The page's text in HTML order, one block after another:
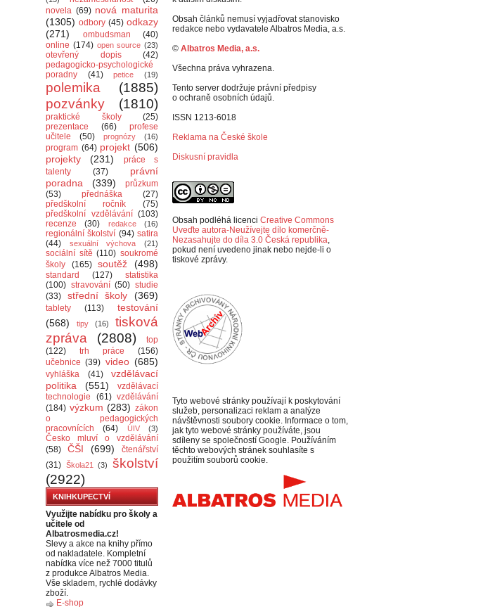
novela (69) nová maturita
(1305) odbory (45) odkazy
(271)
ombudsman
(40)
online (174) open source (23)
otevřený dopis
(42)
pedagogicko-psychologické
poradny
(41) petice (19)
polemika
(1885)
pozvánky
(1810)
praktické školy
(25)
prezentace
(66)
profese
učitele
(50) prognózy (16)
program (64) projekt (506)
projekty
(231)
práce s
talenty
(37)
právní
poradna
(339)
průzkum
(53)
přednáška
(27)
předškolní ročník
(75)
předškolní vzdělávání (103)
recenze
(30) redakce (16)
regionální školství (94) satira
(44)
sexuální výchova (21)
sociální sítě (110) soukromé
školy
(165) soutěž (498)
standard (127)
statistika
(100) stravování (50) studie
(33)
střední školy (369)
tablety (113)
testování
(568)
tipy (16)
tisková
zpráva
(2808)
top
(122)
trh práce
(156)
učebnice (39) video (685)
vyhláška (41)
vzdělávací
politika
(551)
vzdělávací
technologie
(61) vzdělávání
(184) výzkum (283) zákon
o pedagogických
pracovnících
(64) ÚIV (3)
Česko mluví o vzdělávání
(58)
ČŠI (699)
čtenářství
(31) Škola21 (3)
školství
(2922)
KNIHKUPECTVÍ
Využijte nabídku pro školy a
učitele od
Albatrosmedia.cz!
Slevy a akce na knihy přímo
od nakladatele. Kompletní
nabídka více než 7000 titulů
z produkce Albatros Media.
Vše skladem, rychlé dodávky
zboží.
E-shop
Obsah článků nemusí vyjadřovat stanovisko
redakce nebo vydavatele Albatros Media, a.s.
© Albatros Media, a.s.
Všechna práva vyhrazena.
Tento server dodržuje právní předpisy
o ochraně osobních údajů.
ISSN 1213-6018
Reklama na České škole
Diskusní pravidla
Obsah podléhá licenci Creative Commons
Uveďte autora-Neužívejte dílo komerčně-
Nezasahujte do díla 3.0 Česká republika,
pokud není uvedeno jinak nebo nejde-li o
tiskové zprávy.
Tyto webové stránky používají k poskytování
služeb, personalizaci reklam a analýze
návštěvnosti soubory cookie. Informace o tom,
jak tyto webové stránky používáte, jsou
sdíleny se společností Google. Používáním
těchto webových stránek souhlasíte s
použitím souborů cookie.